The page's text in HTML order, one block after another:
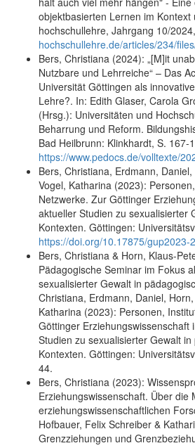
objektbasierten Lernen im
hochschullehre, Jahrgang 10/
hochschullehre.de/articles/234/
Bers, Christiana (2024): „[M]it
Nutzbare und Lehrreiche“ – Das
Universität Göttingen als
Lehre?. In: Edith Glaser, Carola
(Hrsg.): Universitäten und
Beharrung und Reform.
Bad Heilbrunn: Klinkhardt, S. 167-
https://www.pedocs.de/volltexte/
Bers, Christiana, Erdmann,
Vogel, Katharina (2023):
Netzwerke. Zur Göttinger
aktueller Studien zu sexualisierter
Kontexten. Göttingen:
https://doi.org/10.17875/gup2023-
Bers, Christiana & Horn, Klaus-
Pädagogische Seminar im Fokus
sexualisierter Gewalt in
Christiana, Erdmann, Daniel,
Katharina (2023): Personen,
Göttinger Erziehungswissenschaft
Studien zu sexualisierter Gewalt
Kontexten. Göttingen:
44.
Bers, Christiana (2023):
Erziehungswissenschaft. Über die
erziehungswissenschaftlichen
Hofbauer, Felix Schreiber &
Grenzziehungen und